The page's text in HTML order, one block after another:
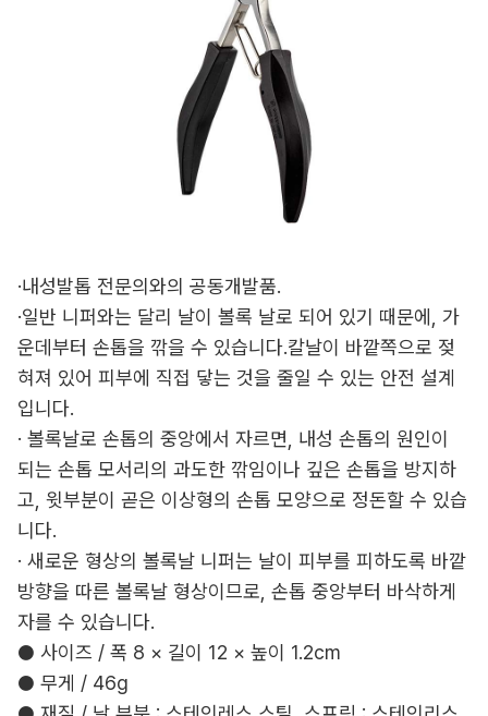
·내성발톱 전문의와의 공동개발품.
·일반 니퍼와는 달리 날이 볼록 날로 되어 있기 때문에, 가
운데부터 손톱을 깎을 수 있습니다.칼날이 바깥쪽으로 젖
혀져 있어 피부에 직접 닿는 것을 줄일 수 있는 안전 설계
입니다.
· 볼록날로 손톱의 중앙에서 자르면, 내성 손톱의 원인이
되는 손톱 모서리의 과도한 깎임이나 깊은 손톱을 방지하
고, 윗부분이 곧은 이상형의 손톱 모양으로 정돈할 수 있습
니다.
· 새로운 형상의 볼록날 니퍼는 날이 피부를 피하도록 바깥
방향을 따른 볼록날 형상이므로, 손톱 중앙부터 바삭하게
자를 수 있습니다.
● 사이즈 / 폭 8 × 길이 12 × 높이 1.2cm
● 무게 / 46g